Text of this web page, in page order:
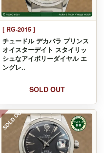
[ RG-2015 ]
チュードル デカバラ プリンス
オイスターデイト スタイリッ
シュなアイボリーダイヤル エ
ングレ..
SOLD OUT
SOLD OUT